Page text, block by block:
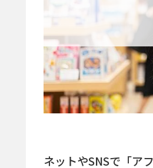
ネットやSNSで「ア